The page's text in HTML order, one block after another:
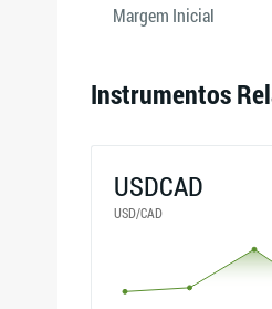
Margem Inicial
Instrumentos
USDCAD
USD/CAD